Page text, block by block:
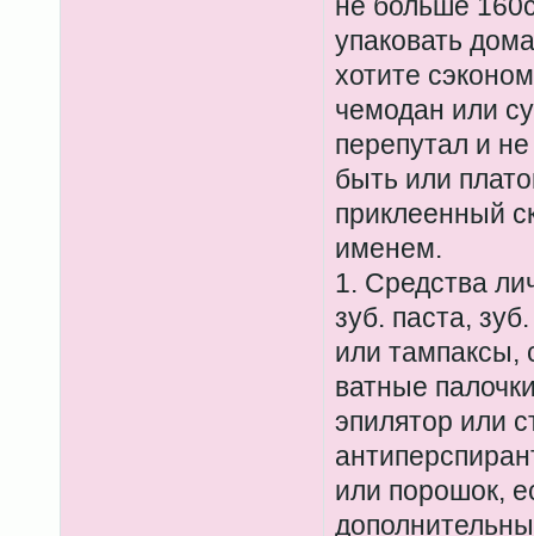
упаковать
хотите
чемодан или
перепутал и
быть или
приклеенный
именем.
1. Средства
зуб. паста,
или тампаксы,
ватные
эпилятор или
или порошок,